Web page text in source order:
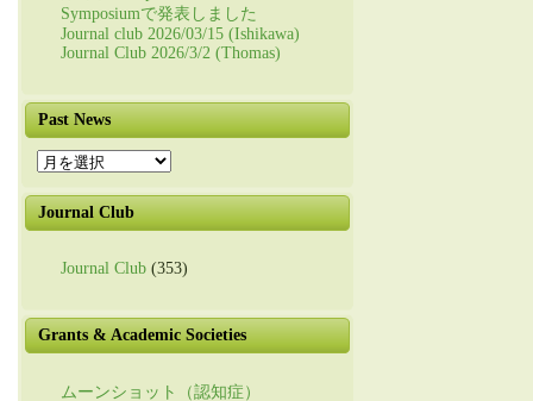
Symposiumで発表しました
Journal club 2026/03/15 (Ishikawa)
Journal Club 2026/3/2 (Thomas)
Past News
Past
News
Journal Club
Journal Club (353)
Grants & Academic Societies
ムーンショット（認知症）